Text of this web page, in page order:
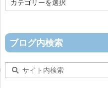
テ
ー
ブログ内検索